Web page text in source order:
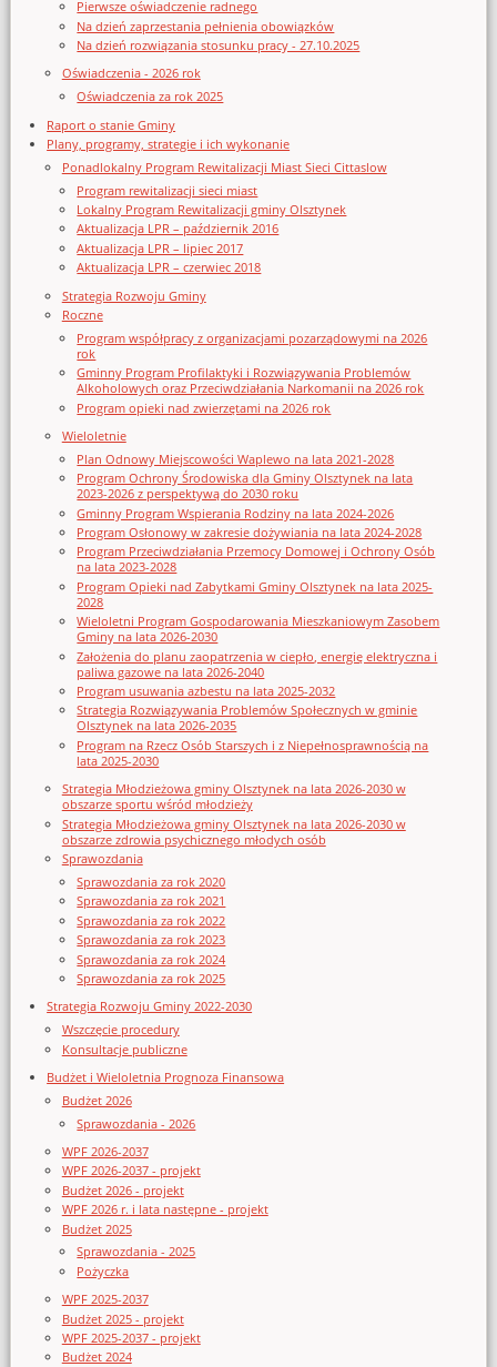
Pierwsze oświadczenie radnego
Na dzień zaprzestania pełnienia obowiązków
Na dzień rozwiązania stosunku pracy - 27.10.2025
Oświadczenia - 2026 rok
Oświadczenia za rok 2025
Raport o stanie Gminy
Plany, programy, strategie i ich wykonanie
Ponadlokalny Program Rewitalizacji Miast Sieci Cittaslow
Program rewitalizacji sieci miast
Lokalny Program Rewitalizacji gminy Olsztynek
Aktualizacja LPR – październik 2016
Aktualizacja LPR – lipiec 2017
Aktualizacja LPR – czerwiec 2018
Strategia Rozwoju Gminy
Roczne
Program współpracy z organizacjami pozarządowymi na 2026
rok
Gminny Program Profilaktyki i Rozwiązywania Problemów
Alkoholowych oraz Przeciwdziałania Narkomanii na 2026 rok
Program opieki nad zwierzętami na 2026 rok
Wieloletnie
Plan Odnowy Miejscowości Waplewo na lata 2021-2028
Program Ochrony Środowiska dla Gminy Olsztynek na lata
2023-2026 z perspektywą do 2030 roku
Gminny Program Wspierania Rodziny na lata 2024-2026
Program Osłonowy w zakresie dożywiania na lata 2024-2028
Program Przeciwdziałania Przemocy Domowej i Ochrony Osób
na lata 2023-2028
Program Opieki nad Zabytkami Gminy Olsztynek na lata 2025-
2028
Wieloletni Program Gospodarowania Mieszkaniowym Zasobem
Gminy na lata 2026-2030
Założenia do planu zaopatrzenia w ciepło, energię elektryczna i
paliwa gazowe na lata 2026-2040
Program usuwania azbestu na lata 2025-2032
Strategia Rozwiązywania Problemów Społecznych w gminie
Olsztynek na lata 2026-2035
Program na Rzecz Osób Starszych i z Niepełnosprawnością na
lata 2025-2030
Strategia Młodzieżowa gminy Olsztynek na lata 2026-2030 w
obszarze sportu wśród młodzieży
Strategia Młodzieżowa gminy Olsztynek na lata 2026-2030 w
obszarze zdrowia psychicznego młodych osób
Sprawozdania
Sprawozdania za rok 2020
Sprawozdania za rok 2021
Sprawozdania za rok 2022
Sprawozdania za rok 2023
Sprawozdania za rok 2024
Sprawozdania za rok 2025
Strategia Rozwoju Gminy 2022-2030
Wszczęcie procedury
Konsultacje publiczne
Budżet i Wieloletnia Prognoza Finansowa
Budżet 2026
Sprawozdania - 2026
WPF 2026-2037
WPF 2026-2037 - projekt
Budżet 2026 - projekt
WPF 2026 r. i lata następne - projekt
Budżet 2025
Sprawozdania - 2025
Pożyczka
WPF 2025-2037
Budżet 2025 - projekt
WPF 2025-2037 - projekt
Budżet 2024